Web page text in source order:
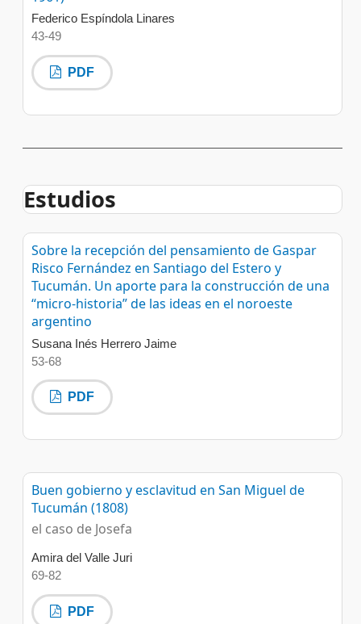
Federico Espíndola Linares
43-49
PDF
Estudios
Sobre la recepción del pensamiento de Gaspar
Risco Fernández en Santiago del Estero y
Tucumán. Un aporte para la construcción de una
“micro-historia” de las ideas en el noroeste
argentino
Susana Inés Herrero Jaime
53-68
PDF
Buen gobierno y esclavitud en San Miguel de
Tucumán (1808)
el caso de Josefa
Amira del Valle Juri
69-82
PDF